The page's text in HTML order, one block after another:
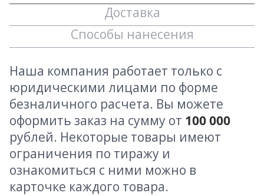
Доставка
Способы нанесения
Наша компания работает только с
юридическими лицами по форме
безналичного расчета. Вы можете
оформить заказ на сумму от 100 000
рублей. Некоторые товары имеют
ограничения по тиражу и
ознакомиться с ними можно в
карточке каждого товара.